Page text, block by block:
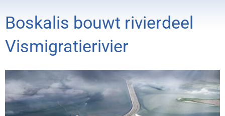
Boskalis bouwt rivierdeel
Vismigratierivier